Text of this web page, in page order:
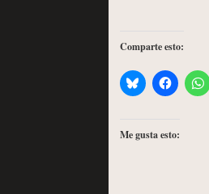
Comparte esto:
Me gusta esto: